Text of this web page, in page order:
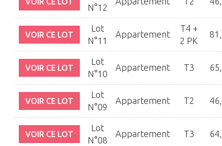
N°12
VOIR CE LOT
Lot
N°11
Appartement
T4 +
2 PK
VOIR CE LOT
Lot
N°10
Appartement T3
VOIR CE LOT
Lot
N°09
Appartement T2
VOIR CE LOT
Lot
N°08
Appartement T3